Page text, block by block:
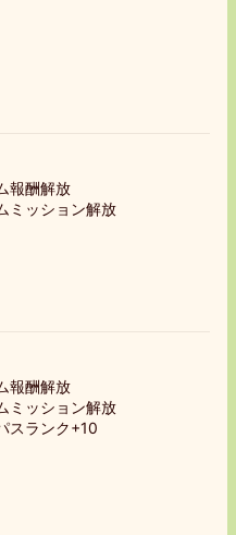
報酬解放
ミッション解放
報酬解放
ミッション解放
スランク+10